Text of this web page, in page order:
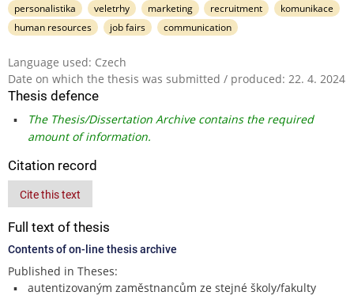
personalistika veletrhy marketing recruitment
komunikace
human resources
job fairs communication
Language used: Czech
Date on which the thesis was submitted / produced: 22. 4. 2024
Thesis defence
The Thesis/Dissertation Archive contains the required
amount of information.
Citation record
Cite this text
Full text of thesis
Contents of on-line thesis archive
Published in Theses:
autentizovaným zaměstnancům ze stejné školy/fakulty